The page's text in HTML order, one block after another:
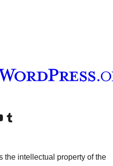
যান আমাদের টাম্বলার অ্যাকাউন্ট দেখুন
the intellectual property of the